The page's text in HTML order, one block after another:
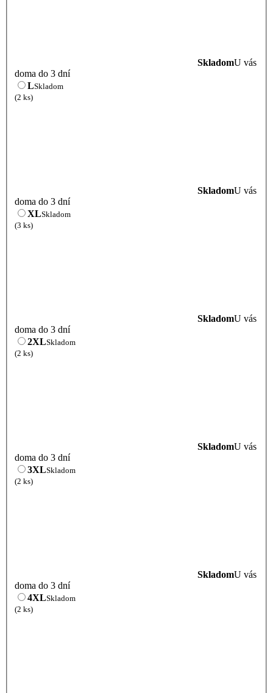
SkladomU vás
doma do 3 dní
LSkladom
(2 ks)
SkladomU vás
doma do 3 dní
XLSkladom
(3 ks)
SkladomU vás
doma do 3 dní
2XLSkladom
(2 ks)
SkladomU vás
doma do 3 dní
3XLSkladom
(2 ks)
SkladomU vás
doma do 3 dní
4XLSkladom
(2 ks)